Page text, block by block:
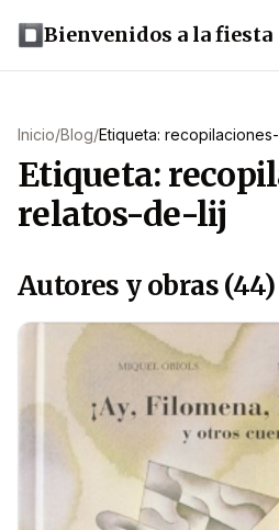
Bienvenidos a la fiesta
Inicio/Blog/Etiqueta:
Etiqueta:
relatos-de-lij
Autores y obras (44)